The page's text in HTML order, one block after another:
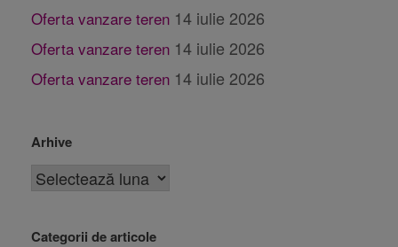
Oferta vanzare teren 14 iulie 2026
Oferta vanzare teren 14 iulie 2026
Oferta vanzare teren 14 iulie 2026
Arhive
Categorii de articole